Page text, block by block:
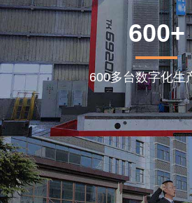
600+
600多台数字化生